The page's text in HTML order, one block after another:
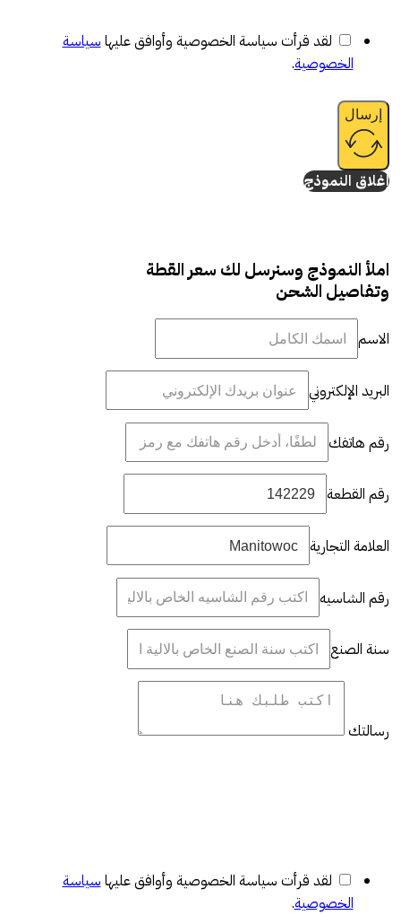
لقد قرأت سياسة الخصوصية وأوافق عليها سياسة
الخصوصية.
إرسال
إغلاق النموذج
املأ النموذج وسنرسل لك سعر القطة
وتفاصيل الشحن
الاسم
البريد الإلكتروني
رقم هاتفك
رقم القطعة
العلامة التجارية
رقم الشاسيه
سنة الصنع
رسالتك
لقد قرأت سياسة الخصوصية وأوافق عليها سياسة
الخصوصية.